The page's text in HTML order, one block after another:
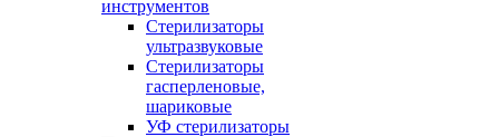
инструментов
Стерилизаторы
ультразвуковые
Стерилизаторы
гасперленовые,
шариковые
УФ стерилизаторы